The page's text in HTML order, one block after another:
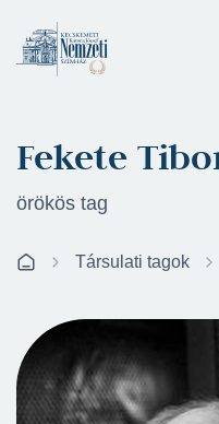
Fekete
örökös tag
Társulati tagok